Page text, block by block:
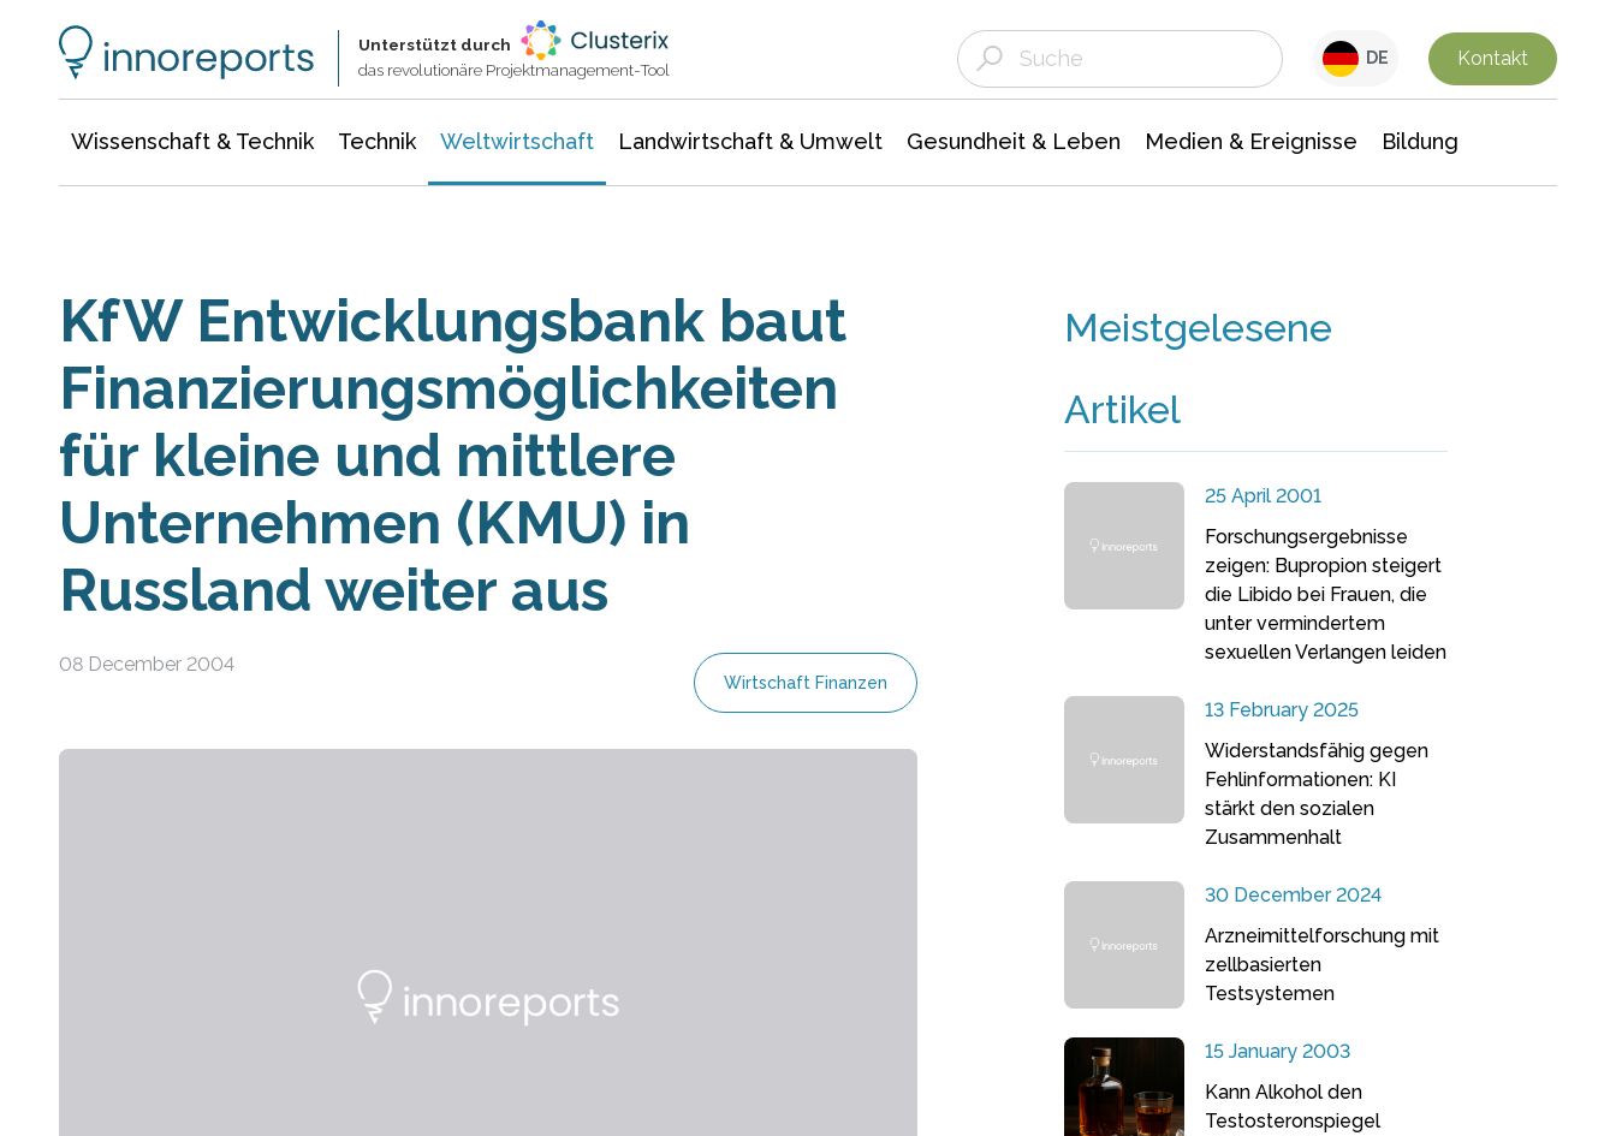
Unterstützt durch
das revolutionäre Projektmanagement-Tool
DE Kontakt
Wissenschaft & Technik Technik Weltwirtschaft Landwirtschaft & Umwelt Gesundheit & Leben Medien & Ereignisse Bildung
KfW Entwicklungsbank baut
Finanzierungsmöglichkeiten
für kleine und mittlere
Unternehmen (KMU) in
Russland weiter aus
08 December 2004
Wirtschaft Finanzen
Meistgelesene
Artikel
25 April 2001
Forschungsergebnisse
zeigen: Bupropion steigert
die Libido bei Frauen, die
unter vermindertem
sexuellen Verlangen leiden
13 February 2025
Widerstandsfähig gegen
Fehlinformationen: KI
stärkt den sozialen
Zusammenhalt
30 December 2024
Arzneimittelforschung mit
zellbasierten
Testsystemen
15 January 2003
Kann Alkohol den
Testosteronspiegel